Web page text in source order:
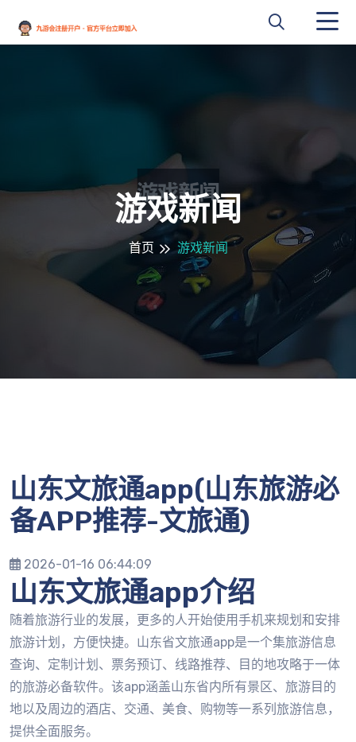
游戏新闻
首页 游戏新闻
山东文旅通app(山东旅游必
备APP推荐-文旅通)
2026-01-16 06:44:09
山东文旅通app介绍
随着旅游行业的发展，更多的人开始使用手机来规划和安排
旅游计划，方便快捷。山东省文旅通app是一个集旅游信息
查询、定制计划、票务预订、线路推荐、目的地攻略于一体
的旅游必备软件。该app涵盖山东省内所有景区、旅游目的
地以及周边的酒店、交通、美食、购物等一系列旅游信息，
提供全面服务。